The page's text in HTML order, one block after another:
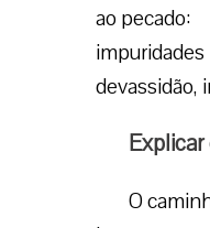
ao pecado:
devassidão,
O